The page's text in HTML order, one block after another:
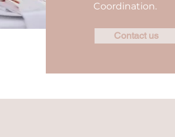
Coordination.
Contact us